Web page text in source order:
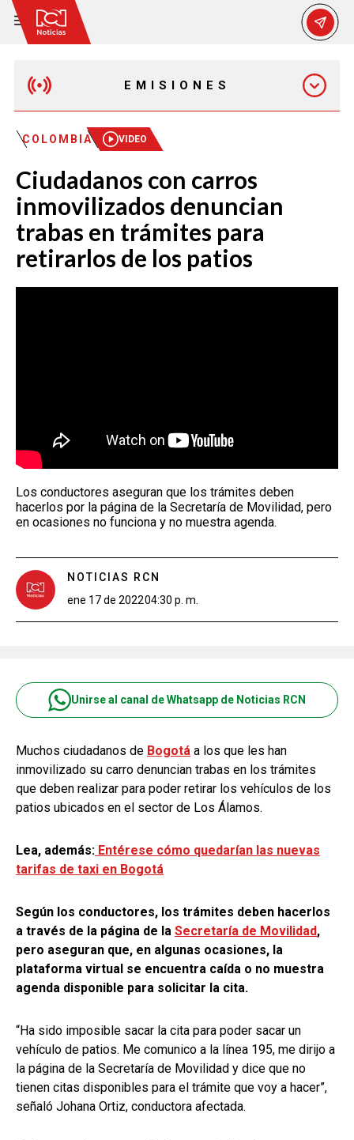
EMISIONES
MAÑANA EXPRESS
EMISIÓN 12:30 PM
EMISIÓN 7:00 PM
EMISIÓN 11:30 PM
COLOMBIA VIDEO
Ciudadanos con carros
inmovilizados denuncian
trabas en trámites para
retirarlos de los patios
Los conductores aseguran que los trámites deben
hacerlos por la página de la Secretaría de Movilidad, pero
en ocasiones no funciona y no muestra agenda.
NOTICIAS RCN
ene 17 de 202204:30 p. m.
Unirse al canal de Whatsapp de Noticias RCN
Muchos ciudadanos de Bogotá a los que les han
inmovilizado su carro denuncian trabas en los trámites
que deben realizar para poder retirar los vehículos de los
patios ubicados en el sector de Los Álamos.
Lea, además: Entérese cómo quedarían las nuevas
tarifas de taxi en Bogotá
Según los conductores, los trámites deben hacerlos
a través de la página de la Secretaría de Movilidad,
pero aseguran que, en algunas ocasiones, la
plataforma virtual se encuentra caída o no muestra
agenda disponible para solicitar la cita.
“Ha sido imposible sacar la cita para poder sacar un
vehículo de patios. Me comunico a la línea 195, me dirijo a
la página de la Secretaría de Movilidad y dice que no
tienen citas disponibles para el trámite que voy a hacer”,
señaló Johana Ortiz, conductora afectada.